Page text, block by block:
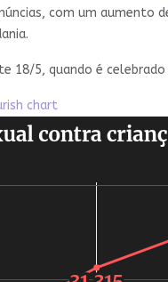
com um aumento
5, quando é celebrado
chart